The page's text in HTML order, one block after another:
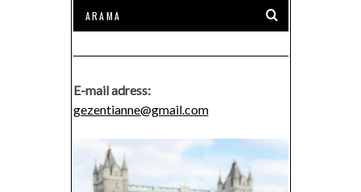
E-mail adress:
gezentianne@gmail.com